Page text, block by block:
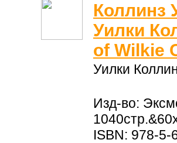
Коллинз
Уилки
of Wilkie
Уилки
Изд-во:
ISBN: 978-5-